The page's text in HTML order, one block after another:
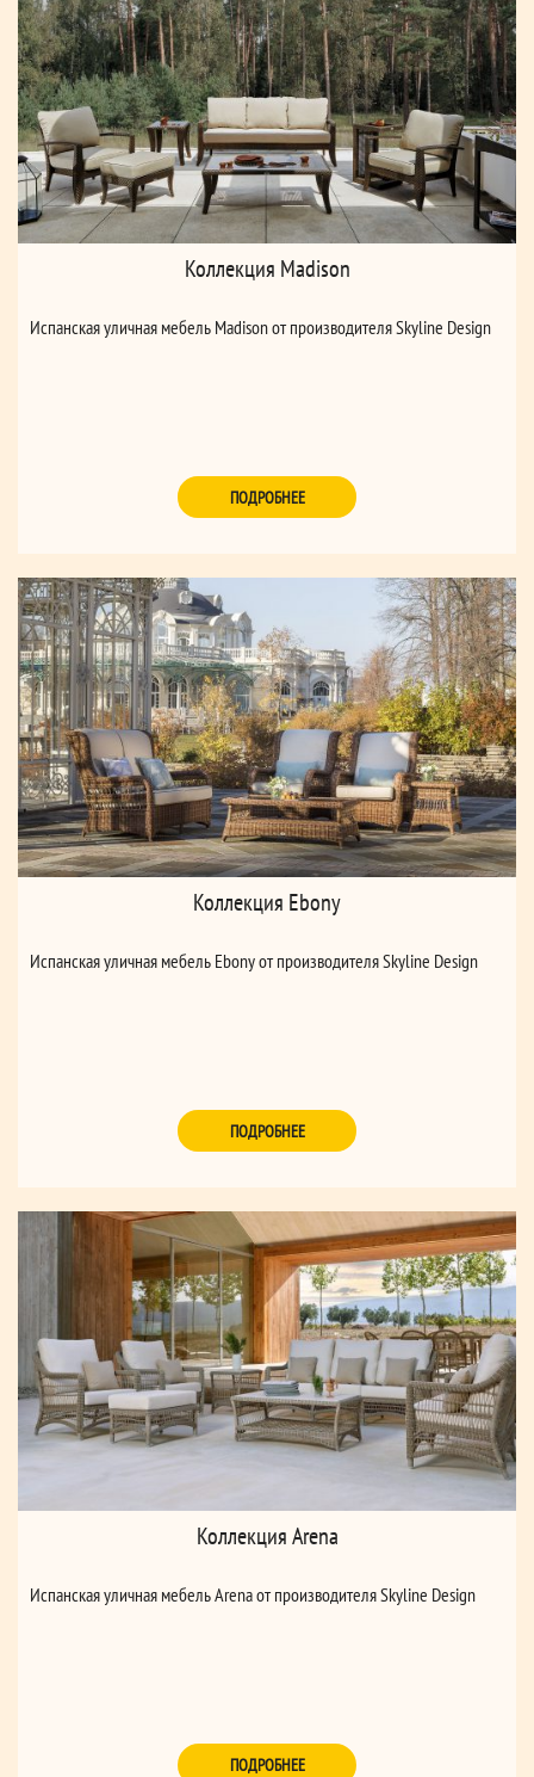
Коллекция Madison
Испанская уличная мебель Madison от производителя Skyline Design
ПОДРОБНЕЕ
Коллекция Ebony
Испанская уличная мебель Ebony от производителя Skyline Design
ПОДРОБНЕЕ
Коллекция Arena
Испанская уличная мебель Arena от производителя Skyline Design
ПОДРОБНЕЕ